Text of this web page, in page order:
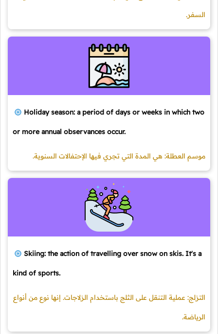
السفر.
Holiday season: a period of days or weeks in which two
or more annual observances occur.
موسم العطلة: هي المدة التي تجري فيها الإحتفالات السنوية.
Skiing: the action of travelling over snow on skis. It's a
kind of sports.
التزلج: عملية التنقل على الثلج باستخدام الزلاجات. إنها نوع من أنواع
الرياضة.